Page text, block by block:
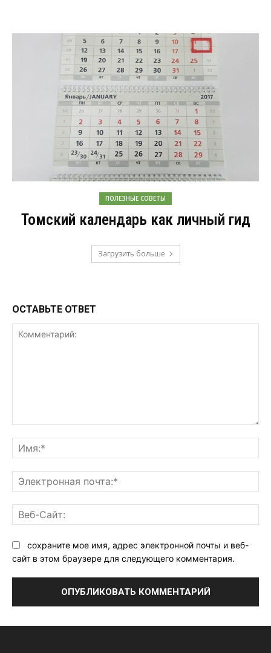
ПОЛЕЗНЫЕ СОВЕТЫ
Томский календарь как личный гид
Загрузить больше
ОСТАВЬТЕ ОТВЕТ
сохраните мое имя, адрес электронной почты и веб-
сайт в этом браузере для следующего комментария.